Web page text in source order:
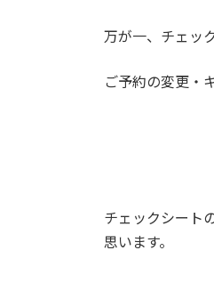
万が一、チェッ
ご予約の変更・
チェックシート
思います。